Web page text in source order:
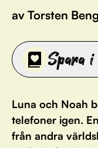
av Torsten
Spara
Luna och Noah
telefoner igen.
från andra